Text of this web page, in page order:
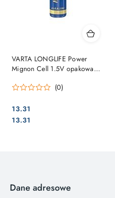
VARTA LONGLIFE Power
Mignon Cell 1.5V opakowanie
(0)
Cena:
13.31
Cena:
13.31
Dane adresowe